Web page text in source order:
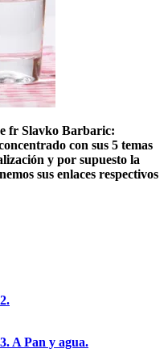
fr Slavko Barbaric:
con sus 5 temas
y por supuesto la
sus enlaces respectivos
A Pan y agua.